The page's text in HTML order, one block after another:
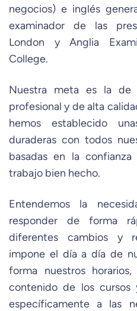
negocios) e inglés
examinador de las
London y Anglia
College.
Nuestra meta es la de
profesional y de alta
hemos establecido
duraderas con todos
basadas en la
trabajo bien hecho.
Entendemos la
responder de forma
diferentes cambios y
impone el día a día de
forma nuestros
contenido de los cursos
específicamente a las